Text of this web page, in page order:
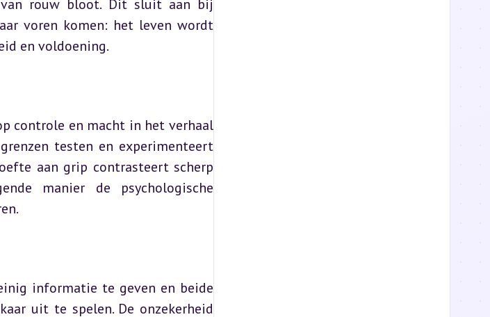
rouw bloot. Dit sluit aan bij
voren komen: het leven wordt
en voldoening.
controle en macht in het verhaal
testen en experimenteert
aan grip contrasteert scherp
manier de psychologische
informatie te geven en beide
uit te spelen. De onzekerheid